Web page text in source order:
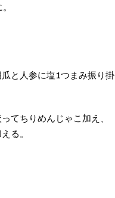
と人参に塩1つまみ振り掛
ちりめんじゃこ加え、
る。